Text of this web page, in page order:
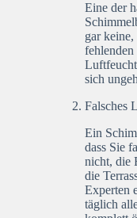
Eine der
gar
sich
Falsches
Ein
dass Sie
nicht, die
die
Experten
täglich